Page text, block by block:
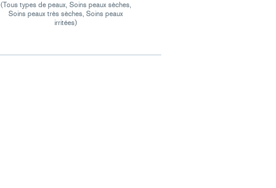
(Tous types de peaux, Soins peaux sèches,
Soins peaux très sèches, Soins peaux
irritées)